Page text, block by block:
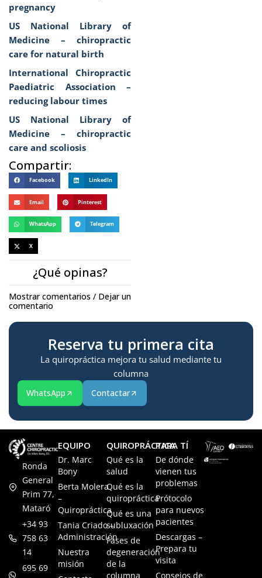
pregnancy
US National Library of
Medicine – chiropractic
care for natural birth
International Chiropractic
Paediatric Association –
reducing labour times
US National Library of
Medicine – chiropractic
care and scoliosis
Compartir:
Facebook LinkedIn
Email Pinterest
WhatsApp Telegram
X
¿Qué opinas?
Mostrar comentarios / Dejar un
comentario
Reserva tu primera cita
La quiropráctica mejora tu salud mediante tu
columna
WhatsApp Contactar
Ronda
General
Prim 77,
Mataró
+34 93
758 63
14
695 69
EQUIPO
Dr. Marc
Bony
Berta Molera
–
Quiropráctica
Tania Criado –
Administración
Nuestra
misión
QUIROPRÁCTICA
Qué es la
salud
Qué es la
quiropráctica
Qué es una
subluxación
Fases de
degeneración
de la
columna
PARA TÍ
De dónde
vienen tus
problemas
Prótocolo
para nuevos
pacientes
Descargas –
Prepara tu
visita
Consejos de